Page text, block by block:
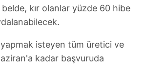
belde, kır olanlar yüzde 60 hibe
yapmak isteyen tüm üretici ve
kadar başvuruda